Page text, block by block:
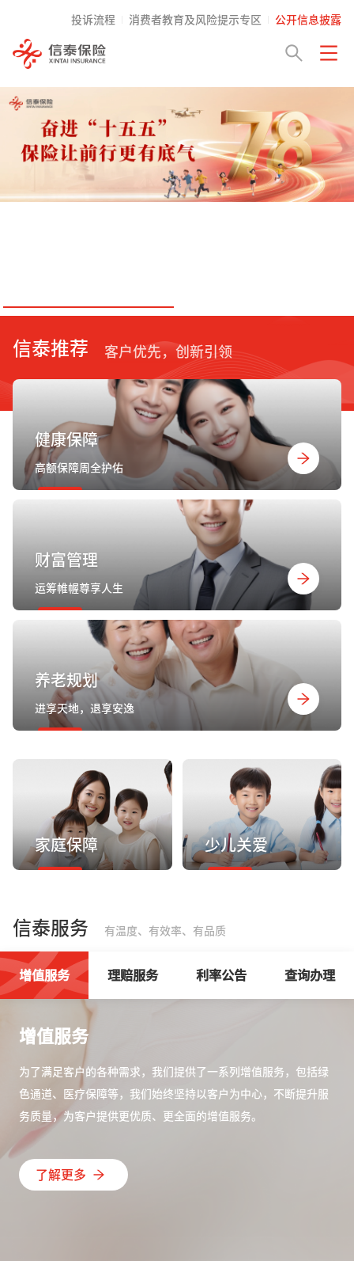
投诉流程 消费者教育及风险提示专区 公开信息披露
信泰推荐 客户优先，创新引领
健康保障
高额保障周全护佑
财富管理
运筹帷幄尊享人生
养老规划
进享天地，退享安逸
家庭保障 少儿关爱
信泰服务 有温度、有效率、有品质
增值服务
为了满足客户的各种需求，我们提供了一系列增值服务，包括绿
色通道、医疗保障等，我们始终坚持以客户为中心，不断提升服
务质量，为客户提供更优质、更全面的增值服务。
了解更多
增值服务 理赔服务 利率公告 查询办理